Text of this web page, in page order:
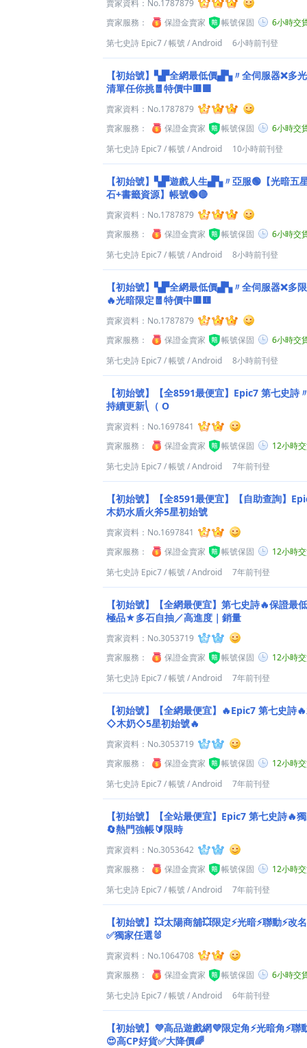
賣家資料： No.1787879
賣家服務：
保證金賣家 帳號保固
6小時交
第七史詩 Epic7/帳號/Android 6小時前刊登
【初始號】▚▛全網最低價▟▚〃全伺服器❌多
清單任你挑🧧特價中🟥🟩
賣家資料： No.1787879
賣家服務：
保證金賣家 帳號保固
6小時交
第七史詩 Epic7/帳號/Android 10小時前刊登
【初始號】▚▛遊戲人生▟▚〃亞服🟢【光暗五
石+書籤資源】帳號🟢🔴
賣家資料： No.1787879
賣家服務：
保證金賣家 帳號保固
6小時交
第七史詩 Epic7/帳號/Android 8小時前刊登
【初始號】▚▛全網最低價▟▚〃全伺服器❌多
🔥光暗限定🧧特價中🟥🟨
賣家資料： No.1787879
賣家服務：
保證金賣家 帳號保固
6小時交
第七史詩 Epic7/帳號/Android 8小時前刊登
【初始號】【全8591最便宜】Epic7 第七史
持續更新⎝（ O
賣家資料： No.1697841
賣家服務：
保證金賣家 帳號保固
12小時
第七史詩 Epic7/帳號/Android 7年前刊登
【初始號】【全8591最便宜】【自助查詢】
木奶水盾火斧5星初始號
賣家資料： No.1697841
賣家服務：
保證金賣家 帳號保固
12小時
第七史詩 Epic7/帳號/Android 7年前刊登
【初始號】【全網最便宜】第七史詩🔥保證
極品★多石自抽／高進度｜銷量
賣家資料： No.3053719
賣家服務：
保證金賣家 帳號保固
12小時
第七史詩 Epic7/帳號/Android 7年前刊登
【初始號】【全網最便宜】🔥Epic7 第七史
◇木奶◇5星初始號🔥
賣家資料： No.3053719
賣家服務：
保證金賣家 帳號保固
12小時
第七史詩 Epic7/帳號/Android 7年前刊登
【初始號】【全站最便宜】Epic7 第七史詩🔥
🔄熱門強帳🔰限時
賣家資料： No.3053642
賣家服務：
保證金賣家 帳號保固
12小時
第七史詩 Epic7/帳號/Android 7年前刊登
【初始號】💥太陽商舖💥限定⚡光暗⚡聯動⚡改
✅獨家任選🐰
賣家資料： No.1064708
賣家服務：
保證金賣家 帳號保固
6小時交
第七史詩 Epic7/帳號/Android 6年前刊登
【初始號】💜高品遊戲網💜限定角⚡光暗角⚡聯
😍高CP好貨✅大降價🌈